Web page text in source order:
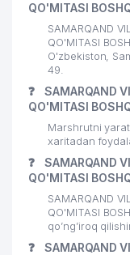
QO'MITASI
SAMARQAND
QO'MITASI
O'zbekiston,
49.
❓
SAMARQAND
QO'MITASI
Marshrutni
xaritadan
❓
SAMARQAND
QO'MITASI
SAMARQAND
QO'MITASI
qo’ng’iroq
❓
SAMARQAND